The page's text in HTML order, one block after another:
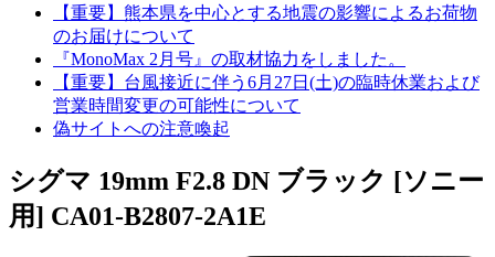
【重要】熊本県を中心とする地震の影響によるお荷物
のお届けについて
『MonoMax 2月号』の取材協力をしました。
【重要】台風接近に伴う6月27日(土)の臨時休業および
営業時間変更の可能性について
偽サイトへの注意喚起
シグマ 19mm F2.8 DN ブラック [ソニー
用] CA01-B2807-2A1E